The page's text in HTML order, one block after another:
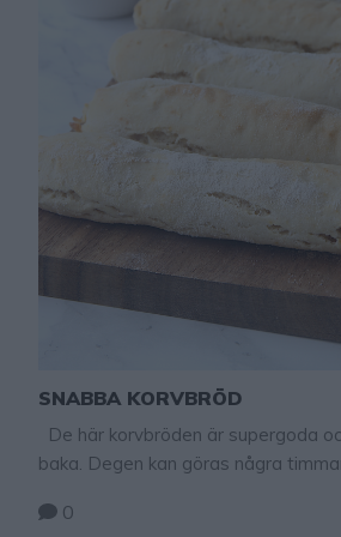
SNABBA KORVBRÖD
De här korvbröden är supergoda
baka. Degen kan göras några
på grillen, men tänk på att värmen
0